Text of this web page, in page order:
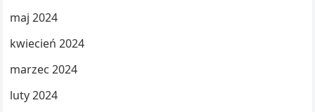
maj 2024
kwiecień 2024
marzec 2024
luty 2024